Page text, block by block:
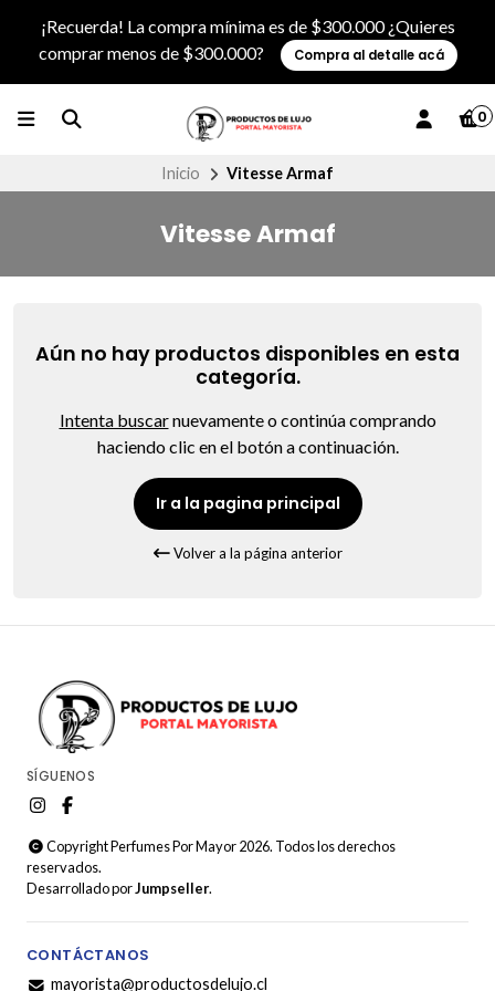
¡Recuerda! La compra mínima es de $300.000 ¿Quieres
comprar menos de $300.000?
Compra al detalle acá
0
Inicio Vitesse Armaf
Vitesse Armaf
Aún no hay productos disponibles en esta
categoría.
Intenta buscarnuevamente o continúa comprando
haciendo clic en el botón a continuación.
Ir a la pagina principal
Volver a la página anterior
SÍGUENOS
Copyright Perfumes Por Mayor 2026. Todos los derechos
reservados.
Desarrollado porJumpseller.
CONTÁCTANOS
mayorista@productosdelujo.cl